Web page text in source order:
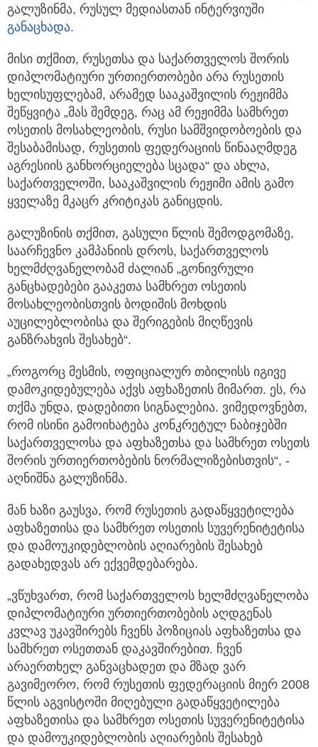
გალუზინმა, რუსულ მედიასთან ინტერვიუში
განაცხადა.
მისი თქმით, რუსეთსა და საქართველოს შორის
დიპლომატიური ურთიერთობები არა რუსეთის
ხელისუფლებამ, არამედ სააკაშვილის რეჟიმმა
შეწყვიტა „მას შემდეგ, რაც ამ რეჟიმმა სამხრეთ
ოსეთის მოსახლეობის, რუსი სამშვიდობოების და
შესაბამისად, რუსეთის ფედერაციის წინააღმდეგ
აგრესიის განხორციელება სცადა“ და ახლა,
საქართველოში, სააკაშვილის რეჟიმი ამის გამო
ყველაზე მკაცრ კრიტიკას განიცდის.
გალუზინის თქმით, გასული წლის შემოდგომაზე,
საარჩევნო კამპანიის დროს, საქართველოს
ხელმძღვანელობამ ძალიან „გონივრული
განცხადებები გააკეთა სამხრეთ ოსეთის
მოსახლეობისთვის ბოდიშის მოხდის
აუცილებლობისა და შერიგების მიღწევის
განზრახვის შესახებ“.
„როგორც მესმის, ოფიციალურ თბილისს იგივე
დამოკიდებულება აქვს აფხაზეთის მიმართ. ეს, რა
თქმა უნდა, დადებითი სიგნალებია. ვიმედოვნებთ,
რომ ისინი გამოიხატება კონკრეტულ ნაბიჯებში
საქართველოსა და აფხაზეთსა და სამხრეთ ოსეთს
შორის ურთიერთობების ნორმალიზებისთვის“, -
აღნიშნა გალუზინმა.
მან ხაზი გაუსვა, რომ რუსეთის გადაწყვეტილება
აფხაზეთისა და სამხრეთ ოსეთის სუვერენიტეტისა
და დამოუკიდებლობის აღიარების შესახებ
გადახედვას არ ექვემდებარება.
„ვწუხვართ, რომ საქართველოს ხელმძღვანელობა
დიპლომატიური ურთიერთობების აღდგენას
კვლავ უკავშირებს ჩვენს პოზიციას აფხაზეთსა და
სამხრეთ ოსეთთან დაკავშირებით. ჩვენ
არაერთხელ განვაცხადეთ და მზად ვარ
გავიმეორო, რომ რუსეთის ფედერაციის მიერ 2008
წლის აგვისტოში მიღებული გადაწყვეტილება
აფხაზეთისა და სამხრეთ ოსეთის სუვერენიტეტისა
და დამოუკიდებლობის აღიარების შესახებ